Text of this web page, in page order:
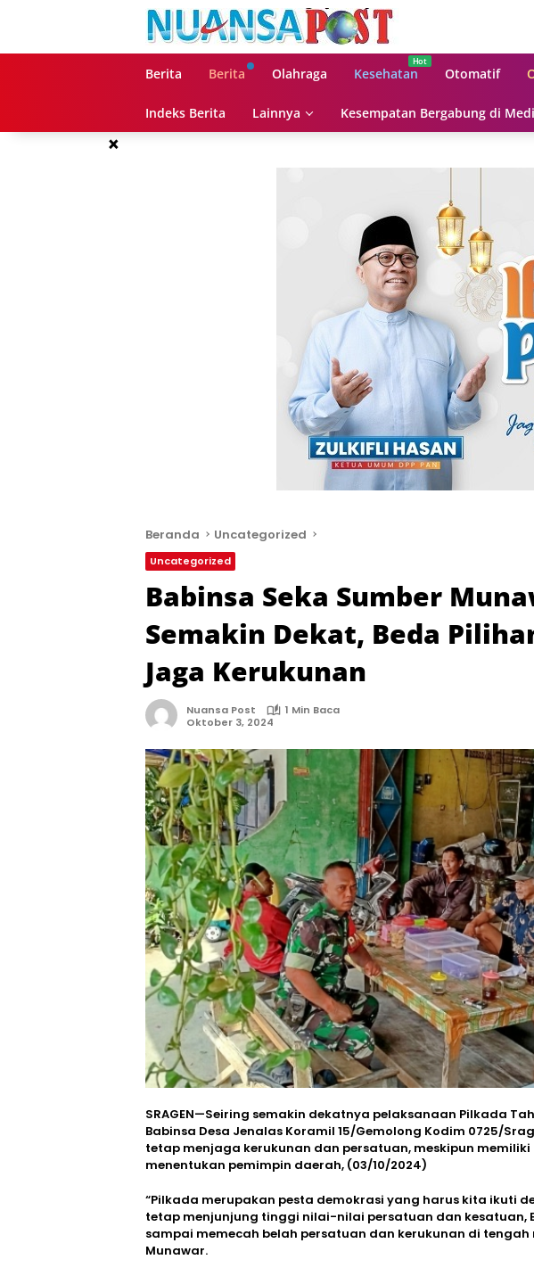
Berita Berita Olahraga Kesehatan Otomatif
Indeks Berita Lainnya Kesempatan Bergabung di
×
Beranda Uncategorized
Uncategorized
Babinsa Seka Sumber
Semakin Dekat, Beda
Jaga Kerukunan
Nuansa Post
1 Min Baca
Oktober 3, 2024
SRAGEN—Seiring semakin dekatnya pelaksanaan Pilkada
Babinsa Desa Jenalas Koramil 15/Gemolong Kodim 0725/
tetap menjaga kerukunan dan persatuan, meskipun
menentukan pemimpin daerah, (03/10/2024)
“Pilkada merupakan pesta demokrasi yang harus kita ikuti
tetap menjunjung tinggi nilai-nilai persatuan dan kesatuan,
sampai memecah belah persatuan dan kerukunan di tengah
Munawar.